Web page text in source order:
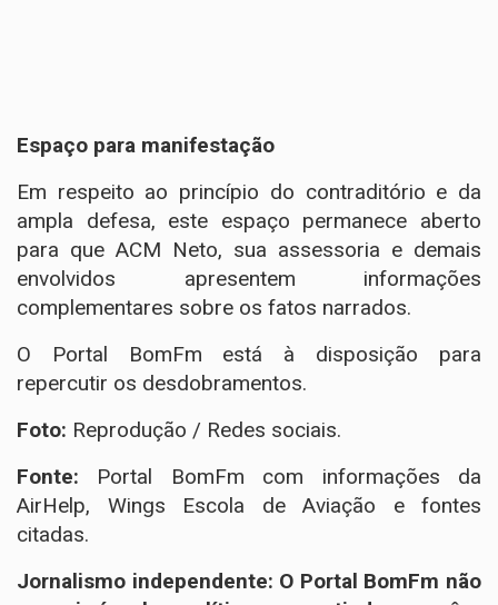
Espaço para manifestação
Em respeito ao princípio do contraditório e da
ampla defesa, este espaço permanece aberto
para que ACM Neto, sua assessoria e demais
envolvidos apresentem informações
complementares sobre os fatos narrados.
O Portal BomFm está à disposição para
repercutir os desdobramentos.
Foto: Reprodução / Redes sociais.
Fonte: Portal BomFm com informações da
AirHelp, Wings Escola de Aviação e fontes
citadas.
Jornalismo independente: O Portal BomFm não